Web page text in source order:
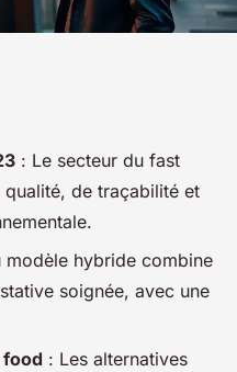
: Le secteur du fast
de traçabilité et
modèle hybride combine
soignée, avec une
: Les alternatives